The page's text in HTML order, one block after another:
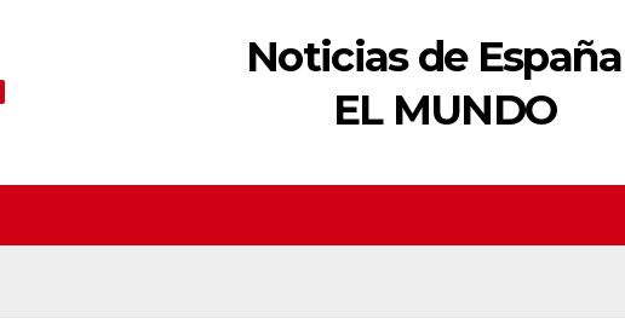
Noticias de
EL MUNDO